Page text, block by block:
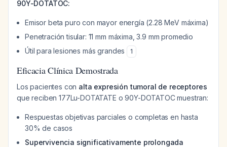
90Y-DOTATOC:
Emisor beta puro con mayor energía (2.28 MeV máxima)
Penetración tisular: 11 mm máxima, 3.9 mm promedio
Útil para lesiones más grandes
1
Eficacia Clínica Demostrada
Los pacientes con alta expresión tumoral de receptores
que reciben 177Lu-DOTATATE o 90Y-DOTATOC muestran:
Respuestas objetivas parciales o completas en hasta
30% de casos
Supervivencia significativamente prolongada